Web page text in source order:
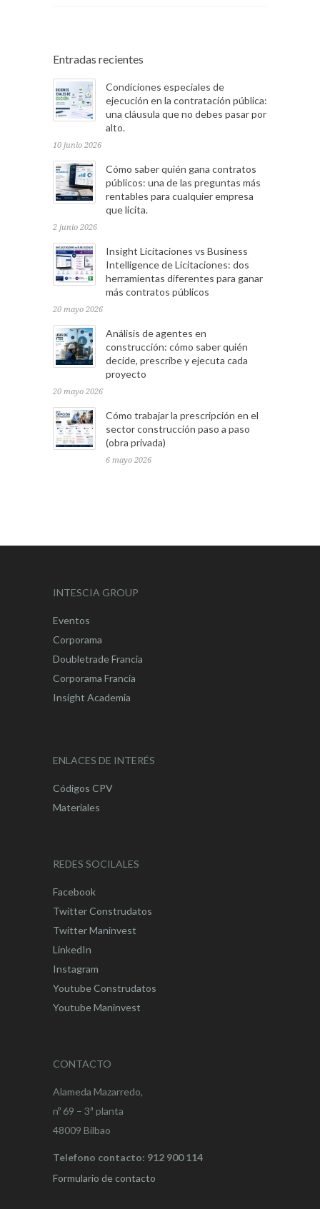
Entradas recientes
Condiciones especiales de
ejecución en la contratación pública:
una cláusula que no debes pasar por
alto.
10 junio 2026
Cómo saber quién gana contratos
públicos: una de las preguntas más
rentables para cualquier empresa
que licita.
2 junio 2026
Insight Licitaciones vs Business
Intelligence de Licitaciones: dos
herramientas diferentes para ganar
más contratos públicos
20 mayo 2026
Análisis de agentes en
construcción: cómo saber quién
decide, prescribe y ejecuta cada
proyecto
20 mayo 2026
Cómo trabajar la prescripción en el
sector construcción paso a paso
(obra privada)
6 mayo 2026
INTESCIA GROUP
Eventos
Corporama
Doubletrade Francia
Corporama Francia
Insight Academia
ENLACES DE INTERÉS
Códigos CPV
Materiales
REDES SOCILALES
Facebook
Twitter Construdatos
Twitter Maninvest
LinkedIn
Instagram
Youtube Construdatos
Youtube Maninvest
CONTACTO
Alameda Mazarredo,
nº 69 – 3ª planta
48009 Bilbao
Telefono contacto: 912 900 114
Formulario de contacto